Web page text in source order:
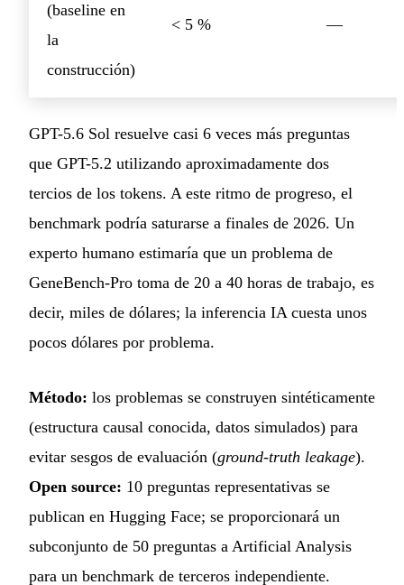
(baseline en
la
construcción)
< 5 % —
GPT-5.6 Sol resuelve casi 6 veces más preguntas
que GPT-5.2 utilizando aproximadamente dos
tercios de los tokens. A este ritmo de progreso, el
benchmark podría saturarse a finales de 2026. Un
experto humano estimaría que un problema de
GeneBench-Pro toma de 20 a 40 horas de trabajo, es
decir, miles de dólares; la inferencia IA cuesta unos
pocos dólares por problema.
Método: los problemas se construyen sintéticamente
(estructura causal conocida, datos simulados) para
evitar sesgos de evaluación (ground-truth leakage).
Open source: 10 preguntas representativas se
publican en Hugging Face; se proporcionará un
subconjunto de 50 preguntas a Artificial Analysis
para un benchmark de terceros independiente.